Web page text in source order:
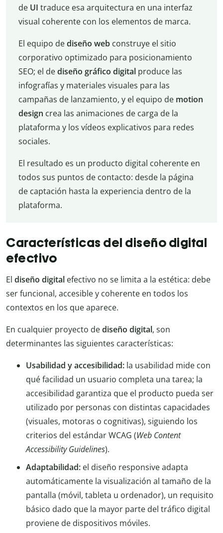
de UI traduce esa arquitectura en una interfaz
visual coherente con los elementos de marca.
El equipo dediseño webconstruye el sitio
corporativo optimizado para posicionamiento
SEO; el dediseño gráfico digitalproduce las
infografías y materiales visuales para las
campañas de lanzamiento, y el equipo de motion
design crea las animaciones de carga de la
plataforma y los vídeos explicativos para redes
sociales.
El resultado es un producto digital coherente en
todos sus puntos de contacto: desde la página
de captación hasta la experiencia dentro de la
plataforma.
Características del diseño digital
efectivo
El diseño digital efectivo no se limita a la estética: debe
ser funcional, accesible y coherente en todos los
contextos en los que aparece.
En cualquier proyecto dediseño digital, son
determinantes las siguientes características:
Usabilidad y accesibilidad: la usabilidad mide con
qué facilidad un usuario completa una tarea; la
accesibilidad garantiza que el producto pueda ser
utilizado por personas con distintas capacidades
(visuales, motoras o cognitivas), siguiendo los
criterios del estándar WCAG (Web Content
Accessibility Guidelines).
Adaptabilidad: el diseño responsive adapta
automáticamente la visualización al tamaño de la
pantalla (móvil, tableta u ordenador), un requisito
básico dado que la mayor parte del tráfico digital
proviene de dispositivos móviles.